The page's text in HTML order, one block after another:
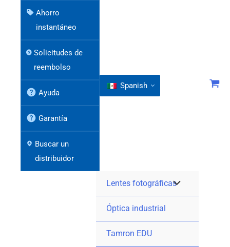
Ahorro
instantáneo
Solicitudes de
reembolso
Ayuda
Garantía
Buscar un
distribuidor
Spanish
Lentes fotográficas
Óptica industrial
Tamron EDU